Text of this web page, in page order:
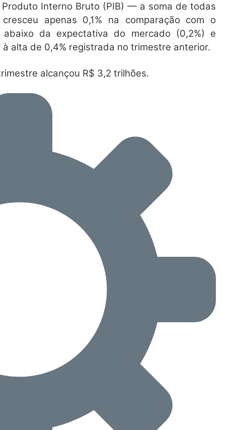
Interno Bruto (PIB) — a soma de todas
apenas 0,1% na comparação com o
da expectativa do mercado (0,2%) e
alta de 0,4% registrada no trimestre anterior.
alcançou R$ 3,2 trilhões.